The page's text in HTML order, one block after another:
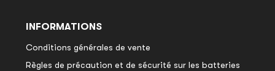
INFORMATIONS
Conditions générales de vente
Règles de précaution et de sécurité sur les batteries